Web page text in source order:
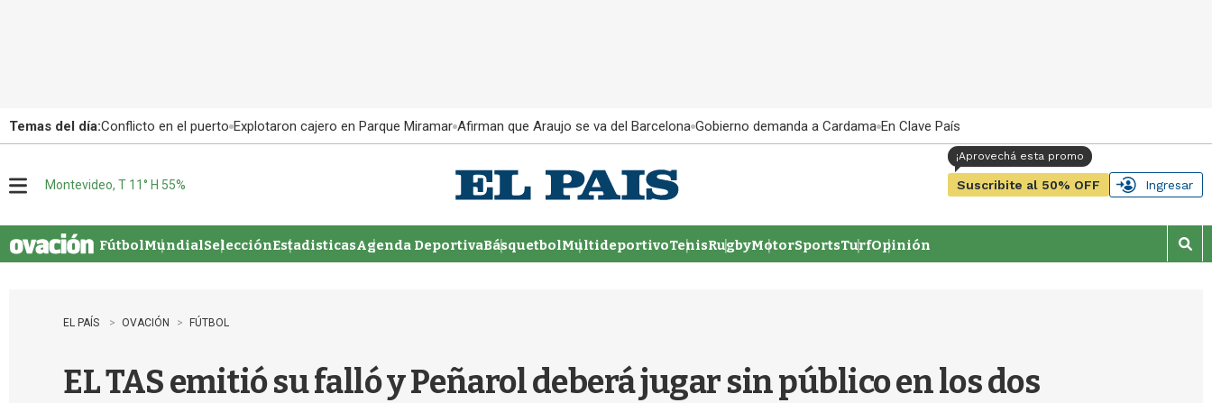
Temas del día:Conflicto en el puerto Explotaron cajero en Parque Miramar Afirman que Araujo se va del Barcelona Gobierno demanda a Cardama En Clave País
u
Montevideo, T 11° H 55% Suscribite al 50% OFF Ingresar
FútbolMundialSelecciónEstadisticasAgenda DeportivaBásquetbolMultideportivoTenisRugbyMotorSportsTurfOpinión
M
o
EL PAÍS OVACIÓN FÚTBOL
EL TAS emitió su falló y Peñarol deberá jugar sin público en los dos